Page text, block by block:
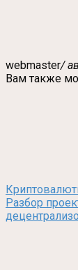
webmaster/
Вам также
Разбор